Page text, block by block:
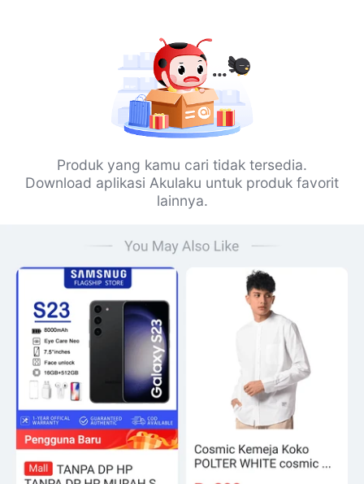
Produk yang kamu cari tidak tersedia.
Download aplikasi Akulaku untuk produk favorit
lainnya.